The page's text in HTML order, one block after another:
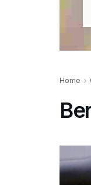
Home